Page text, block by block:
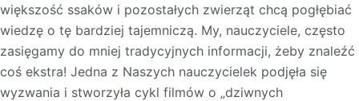
większość ssaków i pozostałych zwierząt chcą pogłębiać
wiedzę o tę bardziej tajemniczą. My, nauczyciele, często
zasięgamy do mniej tradycyjnych informacji, żeby znaleźć
coś ekstra! Jedna z Naszych nauczycielek podjęła się
wyzwania i stworzyła cykl filmów o „dziwnych